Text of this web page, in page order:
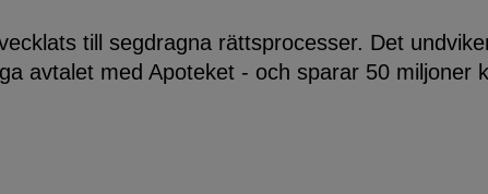
till segdragna rättsprocesser. Det
avtalet med Apoteket - och sparar 50 miljoner